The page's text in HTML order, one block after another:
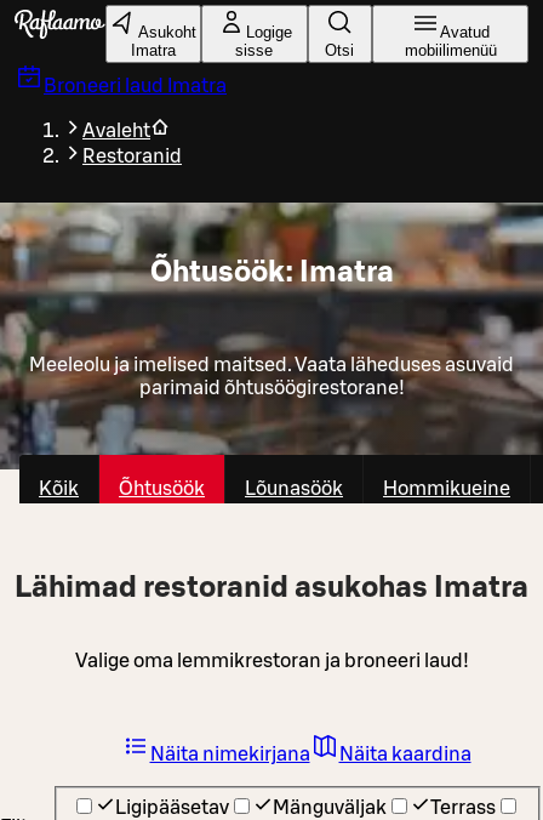
Liigu peamise sisu juurde
Asukoht
Imatra
Logige
sisse
Otsi
Avatud
mobiilimenüü
Broneeri laud Imatra
Avaleht
Restoranid
Õhtusöök: Imatra
Meeleolu ja imelised maitsed. Vaata läheduses asuvaid
parimaid õhtusöögirestorane!
Kõik Õhtusöök Lõunasöök Hommikueine
Lähimad restoranid asukohas Imatra
Valige oma lemmikrestoran ja broneeri laud!
Ligipääsetav Mänguväljak
Terrass
Näita nimekirjana Näita kaardina